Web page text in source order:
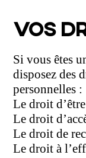
VOS
Si vous êtes
disposez des
personnelles :
Le droit
Le droit
Le droit de
Le droit à